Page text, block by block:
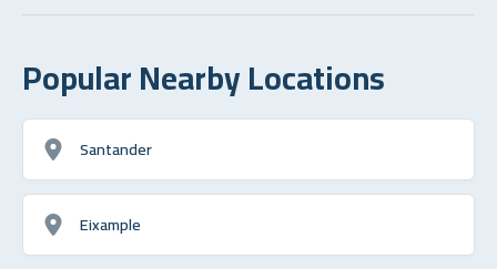
Popular Nearby Locations
Santander
Eixample